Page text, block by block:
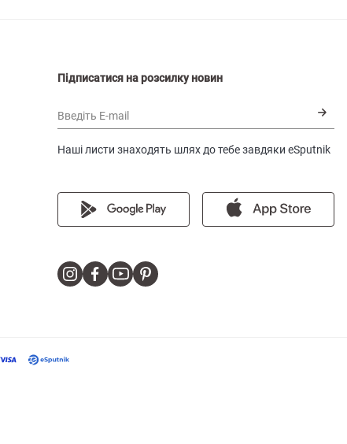
Підписатися на розсилку новин
Введіть E-mail
Наші листи знаходять шлях до тебе завдяки eSputnik